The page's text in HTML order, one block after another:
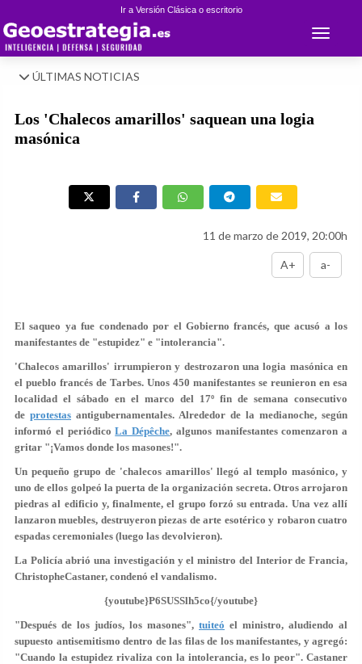
Ir a Versión Clásica o escritorio
Toggle
ÚLTIMAS NOTICIAS
Los 'Chalecos amarillos' saquean una logia
masónica
11 de marzo de 2019, 20:00h
A+ a-
El saqueo ya fue condenado por el Gobierno francés, que acusó a los
manifestantes de "estupidez" e "intolerancia".
'Chalecos amarillos' irrumpieron y destrozaron una logia masónica en
el pueblo francés de Tarbes. Unos 450 manifestantes se reunieron en esa
localidad el sábado en el marco del 17º fin de semana consecutivo
de protestas antigubernamentales. Alrededor de la medianoche, según
informó el periódicoLa Dépêche, algunos manifestantes comenzaron a
gritar "¡Vamos donde los masones!".
Un pequeño grupo de 'chalecos amarillos' llegó al templo masónico, y
uno de ellos golpeó la puerta de la organización secreta. Otros arrojaron
piedras al edificio y, finalmente, el grupo forzó su entrada. Una vez allí
lanzaron muebles, destruyeron piezas de arte esotérico y robaron cuatro
espadas ceremoniales (luego las devolvieron).
La Policía abrió una investigación y el ministro del Interior de Francia,
ChristopheCastaner, condenó el vandalismo.
{youtube}P6SUSSlh5co{/youtube}
"Después de los judíos, los masones", tuiteó el ministro, aludiendo al
supuesto antisemitismo dentro de las filas de los manifestantes, y agregó:
"Cuando la estupidez rivaliza con la intolerancia, es lo peor". Castaner